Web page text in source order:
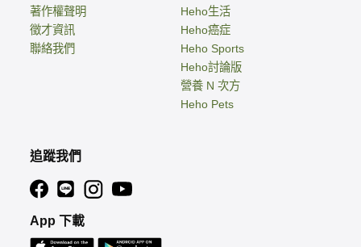
著作權聲明
徵才資訊
聯絡我們
Heho生活
Heho癌症
Heho Sports
Heho討論版
營養 N 次方
Heho Pets
追蹤我們
App 下載